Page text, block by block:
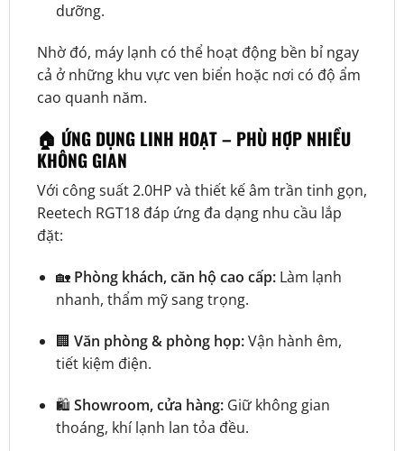
dưỡng.
Nhờ đó, máy lạnh có thể hoạt động bền bỉ ngay
cả ở những khu vực ven biển hoặc nơi có độ ẩm
cao quanh năm.
🏠 ỨNG DỤNG LINH HOẠT – PHÙ HỢP NHIỀU
KHÔNG GIAN
Với công suất 2.0HP và thiết kế âm trần tinh gọn,
Reetech RGT18 đáp ứng đa dạng nhu cầu lắp
đặt:
🏡 Phòng khách, căn hộ cao cấp:Làm lạnh
nhanh, thẩm mỹ sang trọng.
🏢 Văn phòng & phòng họp:Vận hành êm,
tiết kiệm điện.
🛍️ Showroom, cửa hàng:Giữ không gian
thoáng, khí lạnh lan tỏa đều.